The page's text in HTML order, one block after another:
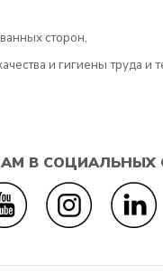
сторон,
и гигиены труда и
В СОЦИАЛЬНЫХ